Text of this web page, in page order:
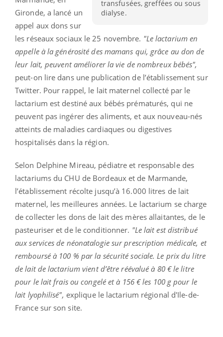
transfusées, greffées ou sous
dialyse.
Gironde, a lancé un
appel aux dons sur
les réseaux sociaux le 25 novembre. "Le lactarium en
appelle à la générosité des mamans qui, grâce au don de
leur lait, peuvent améliorer la vie de nombreux bébés",
peut-on lire dans une publication de l’établissement sur
Twitter. Pour rappel, le lait maternel collecté par le
lactarium est destiné aux bébés prématurés, qui ne
peuvent pas ingérer des aliments, et aux nouveau-nés
atteints de maladies cardiaques ou digestives
hospitalisés dans la région.
Selon Delphine Mireau, pédiatre et responsable des
lactariums du CHU de Bordeaux et de Marmande,
l’établissement récolte jusqu’à 16.000 litres de lait
maternel, les meilleures années. Le lactarium se charge
de collecter les dons de lait des mères allaitantes, de le
pasteuriser et de le conditionner. "Le lait est distribué
aux services de néonatalogie sur prescription médicale, et
remboursé à 100 % par la sécurité sociale. Le prix du litre
de lait de lactarium vient d’être réévalué à 80 € le litre
pour le lait frais ou congelé et à 156 € les 100 g pour le
lait lyophilisé", explique le lactarium régional d'Ile-de-
France sur son site.